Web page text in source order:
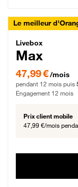
Le meilleur
Livebox
Livebox
Max
47,99 € par mois
47,99 €/mois
pendant 12 mois puis
Engagement 12 mois
Prix client mobile
47,99 €/mois